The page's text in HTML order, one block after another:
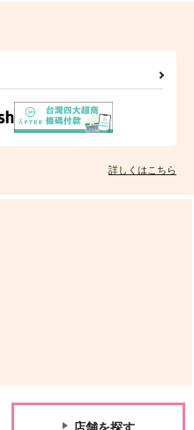
詳しくはこちら
店舗を探す